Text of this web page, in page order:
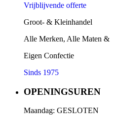
Vrijblijvende offerte
Groot- & Kleinhandel
Alle Merken, Alle Maten &
Eigen Confectie
Sinds 1975
OPENINGSUREN
Maandag: GESLOTEN